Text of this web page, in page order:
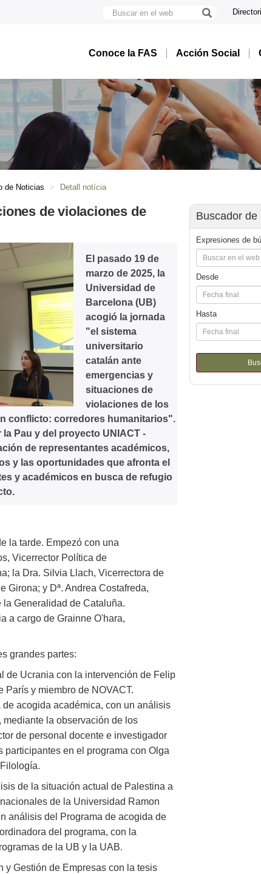
Buscar
Conoce la FAS Acción Social
de Noticias Detall notícia
de violaciones de
El pasado 19 de
marzo de 2025, la
Universidad de
Barcelona (UB)
acogió la jornada
"el sistema
universitario
catalán ante
emergencias y
situaciones de
violaciones de los
conflicto: corredores humanitarios".
Pau y del proyecto UNIACT -
de representantes académicos,
y las oportunidades que afronta el
y académicos en busca de refugio
la tarde. Empezó con una
Vicerrector Política de
la Dra. Silvia Llach, Vicerrectora de
Girona; y Dª. Andrea Costafreda,
Generalidad de Cataluña.
a cargo de Grainne O'hara,
grandes partes:
de Ucrania con la intervención de Felip
París y miembro de NOVACT.
acogida académica, con un análisis
la observación de los
de personal docente e investigador
en el programa con Olga
de la situación actual de Palestina a
de la Universidad Ramon
análisis del Programa de acogida de
del programa, con la
de la UB y la UAB.
y Gestión de Empresas con la tesis
Buscador de
Expresiones de
Desde
Hasta